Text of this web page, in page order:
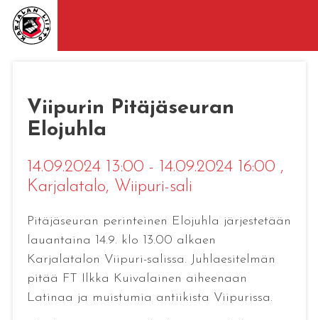
Viipurin Pitäjäseuran
Elojuhla
14.09.2024 13:00 - 14.09.2024 16:00 ,
Karjalatalo, Wiipuri-sali
Pitäjäseuran perinteinen Elojuhla järjestetään
lauantaina 14.9. klo 13.00 alkaen
Karjalatalon Viipuri-salissa. Juhlaesitelmän
pitää FT Ilkka Kuivalainen aiheenaan
Latinaa ja muistumia antiikista Viipurissa.